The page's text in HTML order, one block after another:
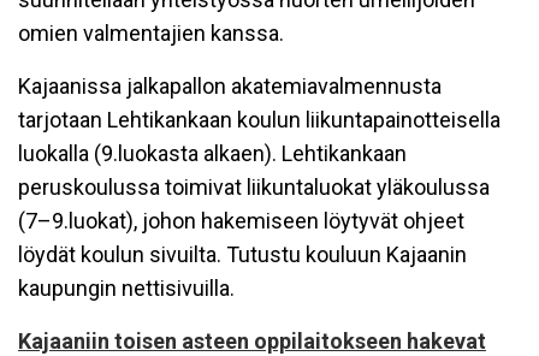
omien valmentajien kanssa.
Kajaanissa jalkapallon akatemiavalmennusta
tarjotaan Lehtikankaan koulun liikuntapainotteisella
luokalla (9.luokasta alkaen). Lehtikankaan
peruskoulussa toimivat liikuntaluokat yläkoulussa
(7–9.luokat), johon hakemiseen löytyvät ohjeet
löydät koulun sivuilta. Tutustu kouluun Kajaanin
kaupungin nettisivuilla.
Kajaaniin toisen asteen oppilaitokseen hakevat